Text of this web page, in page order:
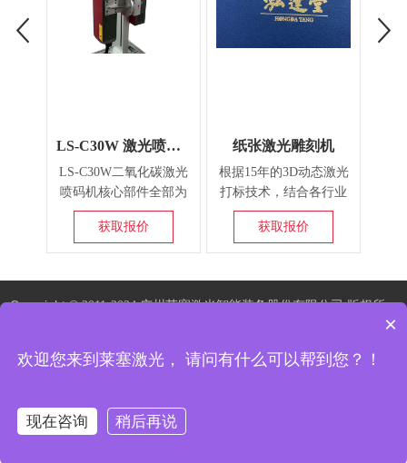
LS-C30W 激光喷码机
LS-C30W二氧化碳激光
喷码机核心部件全部为
原装进口，采用进口射
频激光器和进口高速振
镜扫描系统，整个激光
的在线式飞行（连续动
态）喷码，形成永久信
获取报价
纸张激光雕刻机
根据15年的3D动态激光
打标技术，结合各行业
客户的需求，自主开
发、开发出专业的CO2
激光打标机，用于服装
效果，受到许多行业客
户的认可。
获取报价
Copyright ©2011-2024 广州莱塞激光智能装备股份有限公司 版权所
塑料激光焊接机 激光焊接机 塑料焊接设备 激光模切机
卷激光模切机
不干胶激光模切机 发热片激光蚀刻
铜排激光蚀
×
欢迎您来到莱塞激光， 请问有什么可以帮到您？！
现在咨询 稍后再说